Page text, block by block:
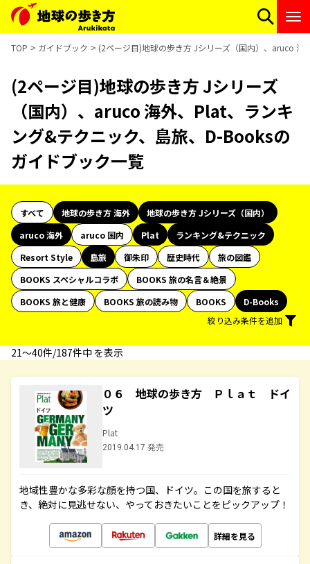
TOP ガイドブック (2ページ目)地球の歩き方 Jシリーズ（国内）、aruco
(2ページ目)地球の歩き方 Jシリーズ
（国内）、aruco 海外、Plat、ランキ
ング&テクニック、島旅、D-Booksの
ガイドブック一覧
すべて 地球の歩き方 海外
地球の歩き方 Jシリーズ（国内）
aruco 海外
aruco 国内 Plat
ランキング&テクニック
Resort Style
島旅 御朱印 歴史時代
旅の図鑑
BOOKS スペシャルコラボ
BOOKS 旅の名言＆絶景
BOOKS 旅と健康
BOOKS 旅の読み物 BOOKS
D-Books
絞り込み条件を追加
21〜40件/187件中 を表示
０６ 地球の歩き方 Ｐｌａｔ ドイ
ツ
Plat
2019.04.17 発売
地域性豊かな多彩な顔を持つ国、ドイツ。この国を旅すると
き、絶対に見逃せない、やっておきたいことをピックアップ！
詳細を見る